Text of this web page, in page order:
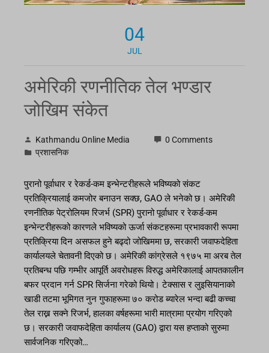
04
JUL
अमेरिकी रणनीतिक तेल भण्डार
जोखिम संकेत
Kathmandu Online Media
0 Comments
प्रशासनिक
पुरानो पूर्वाधार र रेकर्ड-कम इन्भेन्टरीहरूले भविष्यको संकट
प्रतिक्रियालाई कमजोर बनाउन सक्छ, GAO ले भनेको छ। अमेरिकी
रणनीतिक पेट्रोलियम रिजर्भ (SPR) पुरानो पूर्वाधार र रेकर्ड-कम
इन्भेन्टरीहरूको कारणले भविष्यको ऊर्जा संकटहरूमा प्रभावकारी रूपमा
प्रतिक्रिया दिन असफल हुने बढ्दो जोखिममा छ, सरकारी जवाफदेहिता
कार्यालयले चेतावनी दिएको छ। अमेरिकी कांग्रेसले १९७५ मा अरब तेल
प्रतिबन्ध पछि गम्भीर आपूर्ति अवरोधहरू विरुद्ध अमेरिकालाई आपतकालीन
बफर प्रदान गर्न SPR सिर्जना गरेको थियो। टेक्सास र लुइसियानाको
खाडी तटमा भूमिगत नुन गुफाहरूमा ७० करोड ब्यारेल भन्दा बढी कच्चा
तेल राख्न सक्ने रिजर्भ, हालका वर्षहरूमा भारी मात्रामा प्रयोग गरिएको
छ। सरकारी जवाफदेहिता कार्यालय (GAO) द्वारा यस हप्ताको सुरुमा
सार्वजनिक गरिएको…